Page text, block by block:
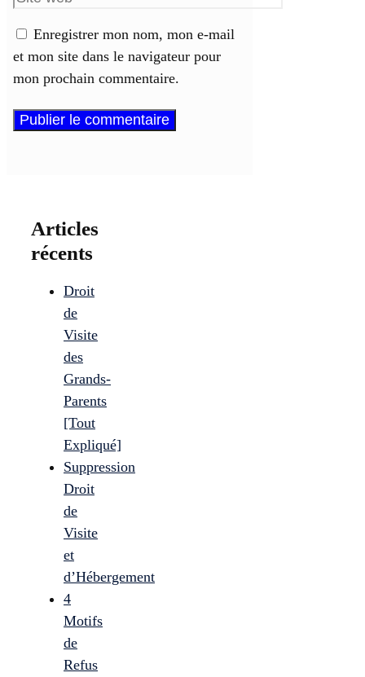
Enregistrer mon nom, mon e-mail
et mon site dans le navigateur pour
mon prochain commentaire.
Articles
récents
Droit
de
Visite
des
Grands-
Parents
[Tout
Expliqué]
Suppression
Droit
de
Visite
et
d’Hébergement
4
Motifs
de
Refus